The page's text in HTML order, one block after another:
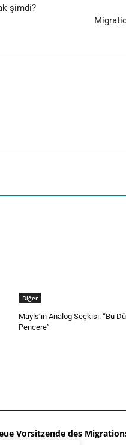
şimdi?
Diğer
Mayls’ın Analog Seçkisi: “Bu
Pencere”
Vorsitzende des